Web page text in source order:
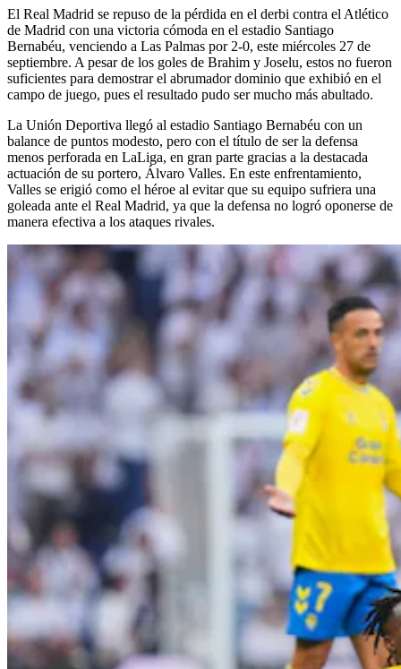
El Real Madrid se repuso de la pérdida en el derbi contra el Atlético
de Madrid con una victoria cómoda en el estadio Santiago
Bernabéu, venciendo a Las Palmas por 2-0, este miércoles 27 de
septiembre. A pesar de los goles de Brahim y Joselu, estos no fueron
suficientes para demostrar el abrumador dominio que exhibió en el
campo de juego, pues el resultado pudo ser mucho más abultado.
La Unión Deportiva llegó al estadio Santiago Bernabéu con un
balance de puntos modesto, pero con el título de ser la defensa
menos perforada en LaLiga, en gran parte gracias a la destacada
actuación de su portero, Álvaro Valles. En este enfrentamiento,
Valles se erigió como el héroe al evitar que su equipo sufriera una
goleada ante el Real Madrid, ya que la defensa no logró oponerse de
manera efectiva a los ataques rivales.